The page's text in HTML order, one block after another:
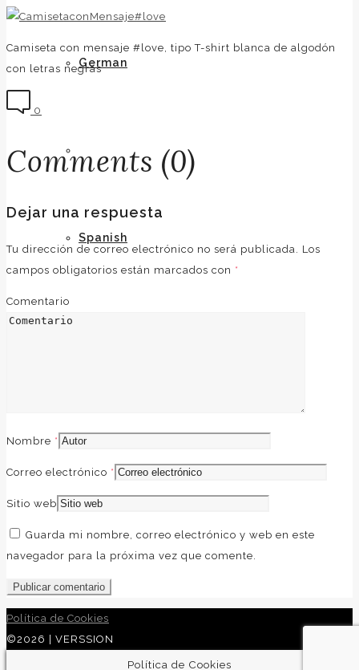
German
Spanish
Camiseta con mensaje #love, tipo T-shirt blanca de algodón
con letras negras
0
Comments (0)
Dejar una respuesta
Tu dirección de correo electrónico no será publicada.
Los
campos obligatorios están marcados con *
Comentario
Nombre *
Correo electrónico *
Sitio web
Guarda mi nombre, correo electrónico y web en este
navegador para la próxima vez que comente.
Política de Cookies
©2026 | VERSSION
Política de Cookies